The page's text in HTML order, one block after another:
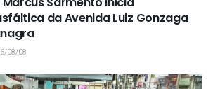
da Avenida Luiz Gonzaga
08/08